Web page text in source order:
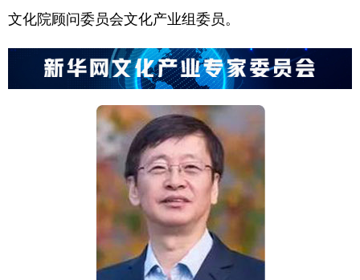
文化院顾问委员会文化产业组委员。